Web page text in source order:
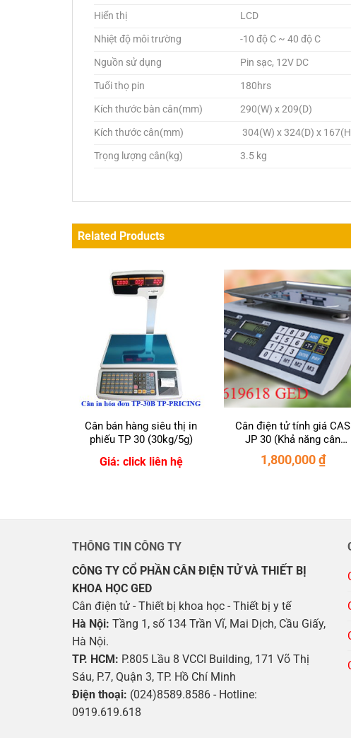
Hiển thị
LCD
Nhiệt độ môi trường
-10 độ C ~ 40 độ C
Nguồn sử dụng
Pin sạc, 12V DC
Tuổi thọ pin
180hrs
Kích thước bàn cân(mm)
290(W) x 209(D)
Kích thước cân(mm)
304(W) x 324(D) x
Trọng lượng cân(kg)
3.5 kg
Related Products
Cân bán hàng siêu thị in
phiếu TP 30 (30kg/5g)
Giá: click liên hệ
Cân điện tử tính giá CAS
JP 30 (Khả năng cân
30Kg/sai số 10g)
1,800,000₫
THÔNG TIN CÔNG TY
CÔNG TY CỔ PHẦN CÂN ĐIỆN TỬ VÀ THIẾT BỊ
KHOA HỌC GED
Cân điện tử - Thiết bị khoa học - Thiết bị y tế
Hà Nội: Tầng 1, số 134 Trần Vĩ, Mai Dịch, Cầu Giấy,
Hà Nội.
TP. HCM: P.805 Lầu 8 VCCI Building, 171 Võ Thị
Sáu, P.7, Quận 3, TP. Hồ Chí Minh
Điện thoại: (024)8589.8586 - Hotline:
0919.619.618